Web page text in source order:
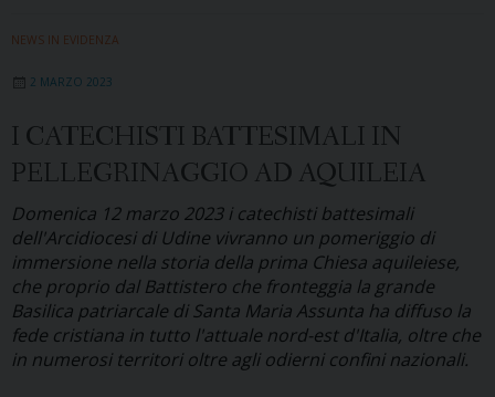
ultimo
incontro
percorso
per
le
giovani
coppie
di
NEWS IN EVIDENZA
2 MARZO 2023
I CATECHISTI BATTESIMALI IN
PELLEGRINAGGIO AD AQUILEIA
Domenica 12 marzo 2023 i catechisti battesimali
dell'Arcidiocesi di Udine vivranno un pomeriggio di
immersione nella storia della prima Chiesa aquileiese,
che proprio dal Battistero che fronteggia la grande
Basilica patriarcale di Santa Maria Assunta ha diffuso la
fede cristiana in tutto l'attuale nord-est d'Italia, oltre che
in numerosi territori oltre agli odierni confini nazionali.